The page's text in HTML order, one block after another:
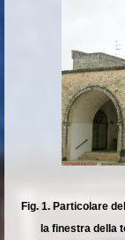
Fig. 1. Particolare
la finestra della